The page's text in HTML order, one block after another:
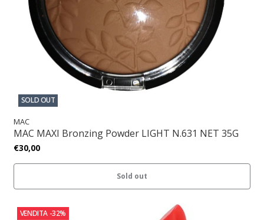
SOLD OUT
MAC
MAC MAXI Bronzing Powder LIGHT N.631 NET 35G
€30,00
Sold out
VENDITA -32%